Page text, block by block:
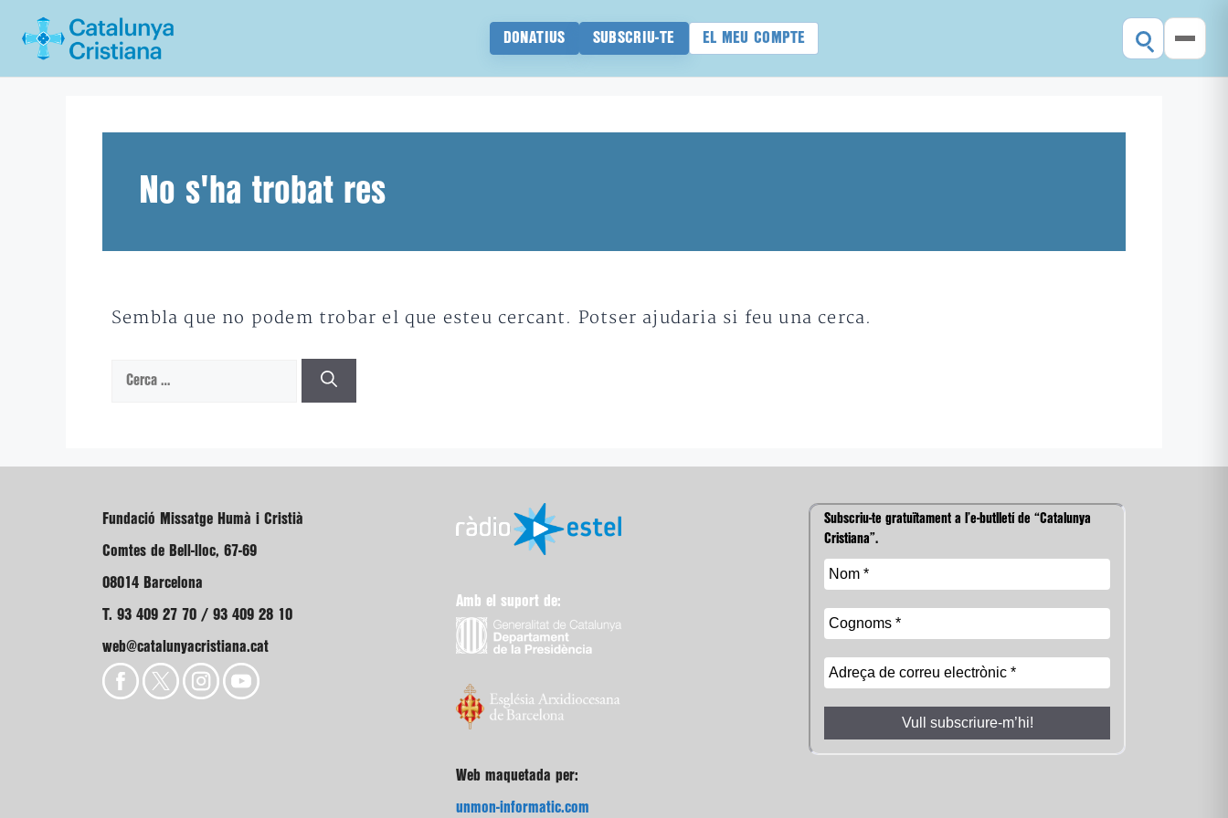
DONATIUS SUBSCRIU-TE EL MEU COMPTE
No s'ha trobat res
Sembla que no podem trobar el que esteu cercant. Potser ajudaria si feu una cerca.
Cerca:
Fundació Missatge Humà i Cristià
Comtes de Bell-lloc, 67-69
08014 Barcelona
T. 93 409 27 70 / 93 409 28 10
web@catalunyacristiana.cat
Amb el suport de:
Web maquetada per:
unmon-informatic.com
Subscriu-te gratuïtament a l’e-butlletí de “Catalunya
Cristiana”.